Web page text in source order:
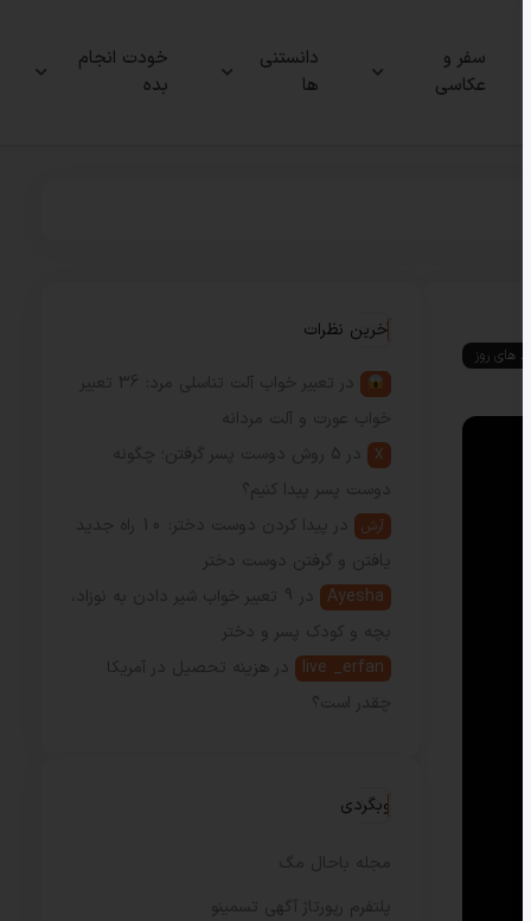
سفر و
عکاسی
دانستنی
ها
خودت انجام
بده
ترند های روز
آخرین نظرات
در
تعبیر خواب آلت تناسلی مرد: 36 تعبیر
خواب عورت و آلت مردانه
X در
5 روش دوست پسر گرفتن؛ چگونه
دوست پسر پیدا کنیم؟
آرش در
پیدا کردن دوست دختر: 10 راه جدید
یافتن و گرفتن دوست دختر
Ayesha
در
9 تعبیر خواب شیر دادن به نوزاد،
بچه و کودک پسر و دختر
live _erfan
در
هزینه تحصیل در آمریکا
چقدر است؟
وبگردی
مجله باحال مگ
پلتفرم رپورتاژ آگهی تسمینو